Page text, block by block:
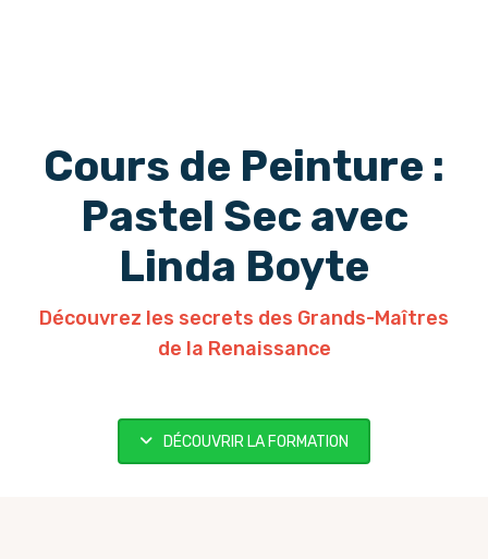
Cours de Peinture :
Pastel Sec avec
Linda Boyte
Découvrez les secrets des Grands-Maîtres
de la Renaissance
DÉCOUVRIR LA FORMATION